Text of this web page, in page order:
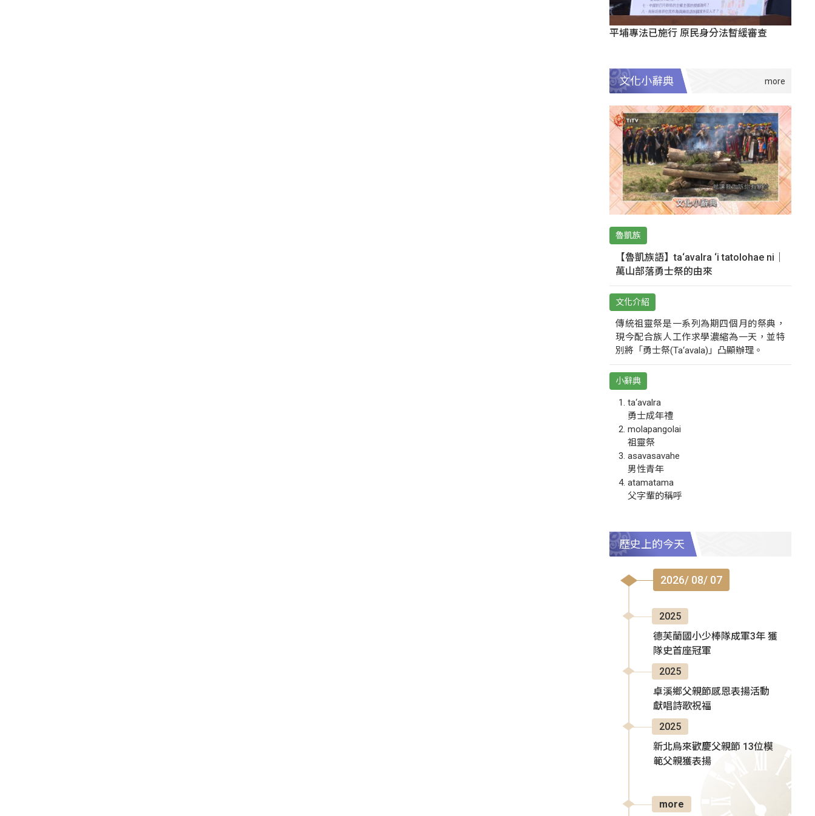
平埔專法已施行 原民身分法暫緩審查
文化小辭典
魯凱族
【魯凱族語】ta‘avalra ‘i tatolohae ni｜
萬山部落勇士祭的由來
文化介紹
傳統祖靈祭是一系列為期四個月的祭典，
現今配合族人工作求學濃縮為一天，並特
別將「勇士祭(Ta‘avala)」凸顯辦理。
小辭典
ta‘avalra
勇士成年禮
molapangolai
祖靈祭
asavasavahe
男性青年
atamatama
父字輩的稱呼
歷史上的今天
2026/ 08/ 07
2025
德芙蘭國小少棒隊成軍3年 獲
隊史首座冠軍
2025
卓溪鄉父親節感恩表揚活動
獻唱詩歌祝福
2025
新北烏來歡慶父親節 13位模
範父親獲表揚
more